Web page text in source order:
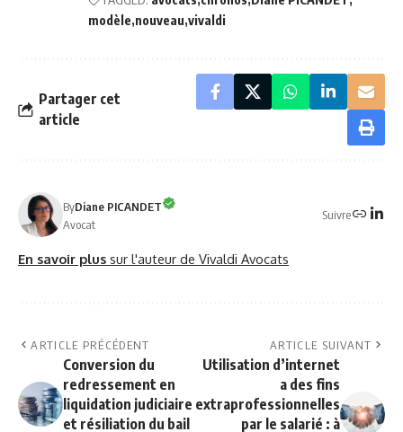
modèle nouveau vivaldi
Partager cet
article
ByDiane PICANDET
Avocat
Suivre
En savoir plus sur l'auteur de Vivaldi Avocats
ARTICLE PRÉCÉDENT
Conversion du
redressement en
liquidation judiciaire
et résiliation du bail
ARTICLE SUIVANT
Utilisation d’internet
a des fins
extraprofessionnelles
par le salarié : à